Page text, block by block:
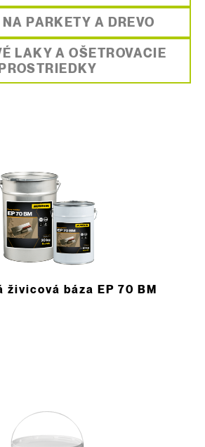
PARKETY A DREVO
LAKY A OŠETROVACIE
PROSTRIEDKY
živicová báza EP 70 BM